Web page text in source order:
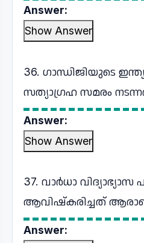
Answer:
Show Answer
36. ഗാന്ധിജിയുടെ
സത്യാഗ്രഹ സമരം
Answer:
Show Answer
37. വാർധാ വിദ്യാഭ്യാസ
ആവിഷ്കരിച്ചത്
Answer: